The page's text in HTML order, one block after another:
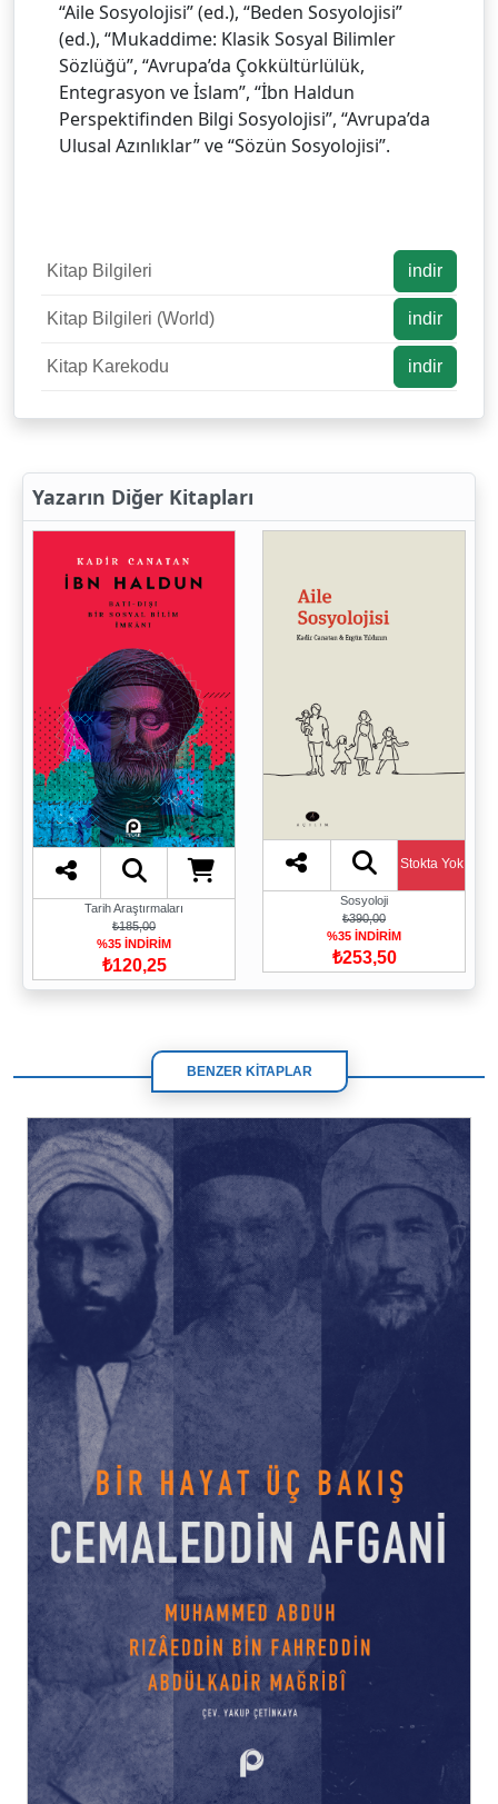
“Aile Sosyolojisi” (ed.), “Beden Sosyolojisi”
(ed.), “Mukaddime: Klasik Sosyal Bilimler
Sözlüğü”, “Avrupa’da Çokkültürlülük,
Entegrasyon ve İslam”, “İbn Haldun
Perspektifinden Bilgi Sosyolojisi”, “Avrupa’da
Ulusal Azınlıklar” ve “Sözün Sosyolojisi”.
Kitap Bilgileri indir
Kitap Bilgileri (World) indir
Kitap Karekodu indir
Yazarın Diğer Kitapları
Tarih Araştırmaları
₺185,00
%35 İNDİRİM
₺120,25
Stokta Yok
Sosyoloji
₺390,00
%35 İNDİRİM
₺253,50
BENZER KİTAPLAR